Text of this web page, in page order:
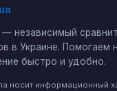
— независимый
в Украине. Помогаем
быстро и удобно.
носит информационный